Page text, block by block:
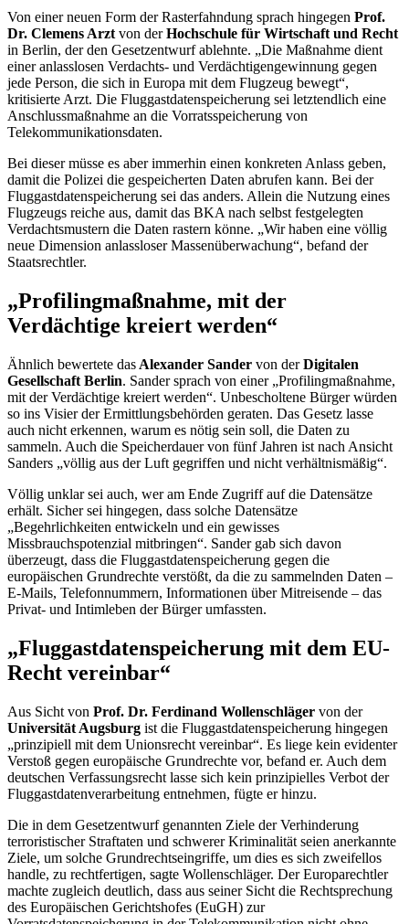
Von einer neuen Form der Rasterfahndung sprach hingegen Prof.
Dr. Clemens Arzt von derHochschule für Wirtschaft und Recht
in Berlin, der den Gesetzentwurf ablehnte. „Die Maßnahme dient
einer anlasslosen Verdachts- und Verdächtigengewinnung gegen
jede Person, die sich in Europa mit dem Flugzeug bewegt“,
kritisierte Arzt. Die Fluggastdatenspeicherung sei letztendlich eine
Anschlussmaßnahme an die Vorratsspeicherung von
Telekommunikationsdaten.
Bei dieser müsse es aber immerhin einen konkreten Anlass geben,
damit die Polizei die gespeicherten Daten abrufen kann. Bei der
Fluggastdatenspeicherung sei das anders. Allein die Nutzung eines
Flugzeugs reiche aus, damit das BKA nach selbst festgelegten
Verdachtsmustern die Daten rastern könne. „Wir haben eine völlig
neue Dimension anlassloser Massenüberwachung“, befand der
Staatsrechtler.
„Profilingmaßnahme, mit der
Verdächtige kreiert werden“
Ähnlich bewertete das Alexander Sander von derDigitalen
Gesellschaft Berlin. Sander sprach von einer „Profilingmaßnahme,
mit der Verdächtige kreiert werden“. Unbescholtene Bürger würden
so ins Visier der Ermittlungsbehörden geraten. Das Gesetz lasse
auch nicht erkennen, warum es nötig sein soll, die Daten zu
sammeln. Auch die Speicherdauer von fünf Jahren ist nach Ansicht
Sanders „völlig aus der Luft gegriffen und nicht verhältnismäßig“.
Völlig unklar sei auch, wer am Ende Zugriff auf die Datensätze
erhält. Sicher sei hingegen, dass solche Datensätze
„Begehrlichkeiten entwickeln und ein gewisses
Missbrauchspotenzial mitbringen“. Sander gab sich davon
überzeugt, dass die Fluggastdatenspeicherung gegen die
europäischen Grundrechte verstößt, da die zu sammelnden Daten –
E-Mails, Telefonnummern, Informationen über Mitreisende – das
Privat- und Intimleben der Bürger umfassten.
„Fluggastdatenspeicherung mit dem EU-
Recht vereinbar“
Aus Sicht von Prof. Dr. Ferdinand Wollenschläger von der
Universität Augsburg ist die Fluggastdatenspeicherung hingegen
„prinzipiell mit dem Unionsrecht vereinbar“. Es liege kein evidenter
Verstoß gegen europäische Grundrechte vor, befand er. Auch dem
deutschen Verfassungsrecht lasse sich kein prinzipielles Verbot der
Fluggastdatenverarbeitung entnehmen, fügte er hinzu.
Die in dem Gesetzentwurf genannten Ziele der Verhinderung
terroristischer Straftaten und schwerer Kriminalität seien anerkannte
Ziele, um solche Grundrechtseingriffe, um dies es sich zweifellos
handle, zu rechtfertigen, sagte Wollenschläger. Der Europarechtler
machte zugleich deutlich, dass aus seiner Sicht die Rechtsprechung
des Europäischen Gerichtshofes (EuGH) zur